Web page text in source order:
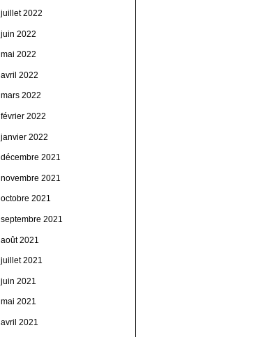
juillet 2022
juin 2022
mai 2022
avril 2022
mars 2022
février 2022
janvier 2022
décembre 2021
novembre 2021
octobre 2021
septembre 2021
août 2021
juillet 2021
juin 2021
mai 2021
avril 2021